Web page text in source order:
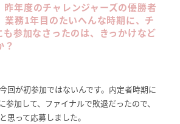
昨年度のチャレンジャーズの優勝者
業務1年目のたいへんな時期に、チ
も参加なさったのは、きっかけなど
？
回が初参加ではないんです。内定者時期に
参加して、ファイナルで敗退だったので、
思って応募しました。